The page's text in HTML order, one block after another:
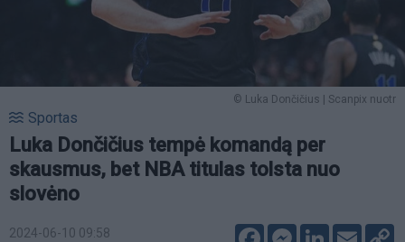
© Luka Dončičius | Scanpix nuotr
Sportas
Luka Dončičius tempė komandą per
skausmus, bet NBA titulas tolsta nuo
slovėno
2024-06-10 09:58 FacebookMessenger
LinkedIn
Email